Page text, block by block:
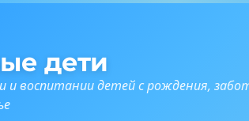
дети
и воспитании детей с рождения,